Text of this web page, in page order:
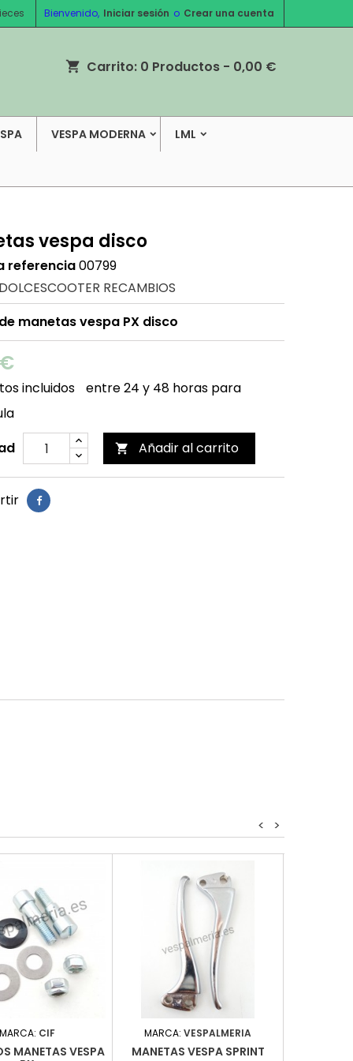
Bienvenido, Iniciar sesión o Crear una cuenta
shopping_cart Carrito: 0 Productos - 0,00 €
VESPA MODERNA LML
vespa disco
referencia00799
DOLCESCOOTER RECAMBIOS
manetas vespa PX disco
incluidos
entre 24 y 48 horas para
 Añadir al carrito
>
<
MARCA: CIF
MANETAS VESPA
MARCA: VESPALMERIA
MANETAS VESPA SPRINT